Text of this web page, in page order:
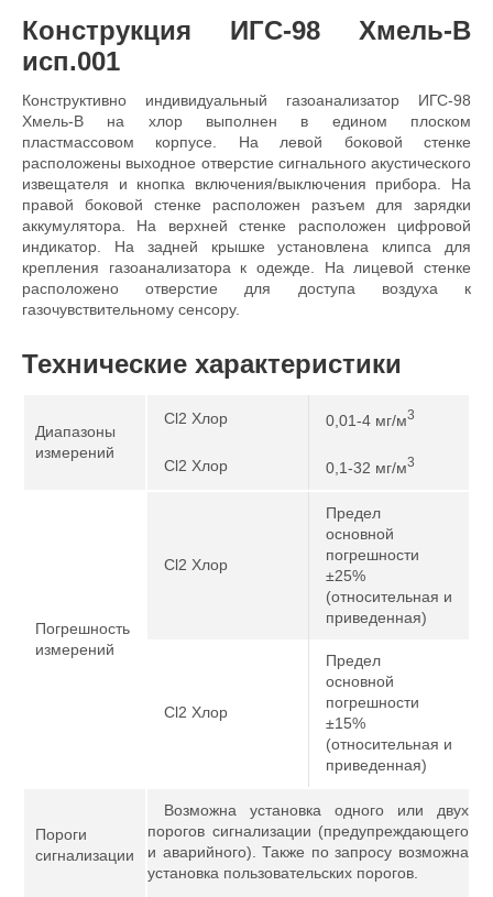
Конструкция ИГС-98 Хмель-В
исп.001
Конструктивно индивидуальный газоанализатор ИГС-98
Хмель-В на хлор выполнен в едином плоском
пластмассовом корпусе. На левой боковой стенке
расположены выходное отверстие сигнального акустического
извещателя и кнопка включения/выключения прибора. На
правой боковой стенке расположен разъем для зарядки
аккумулятора. На верхней стенке расположен цифровой
индикатор. На задней крышке установлена клипса для
крепления газоанализатора к одежде. На лицевой стенке
расположено отверстие для доступа воздуха к
газочувствительному сенсору.
Технические характеристики
Диапазоны
измерений
Cl2 Хлор 0,01-4 мг/м3
Cl2 Хлор 0,1-32 мг/м3
Погрешность
измерений
Cl2 Хлор
Предел
основной
погрешности
±25%
(относительная и
приведенная)
Cl2 Хлор
Предел
основной
погрешности
±15%
(относительная и
приведенная)
Пороги
сигнализации
Возможна установка одного или двух
порогов сигнализации (предупреждающего
и аварийного). Также по запросу возможна
установка пользовательских порогов.